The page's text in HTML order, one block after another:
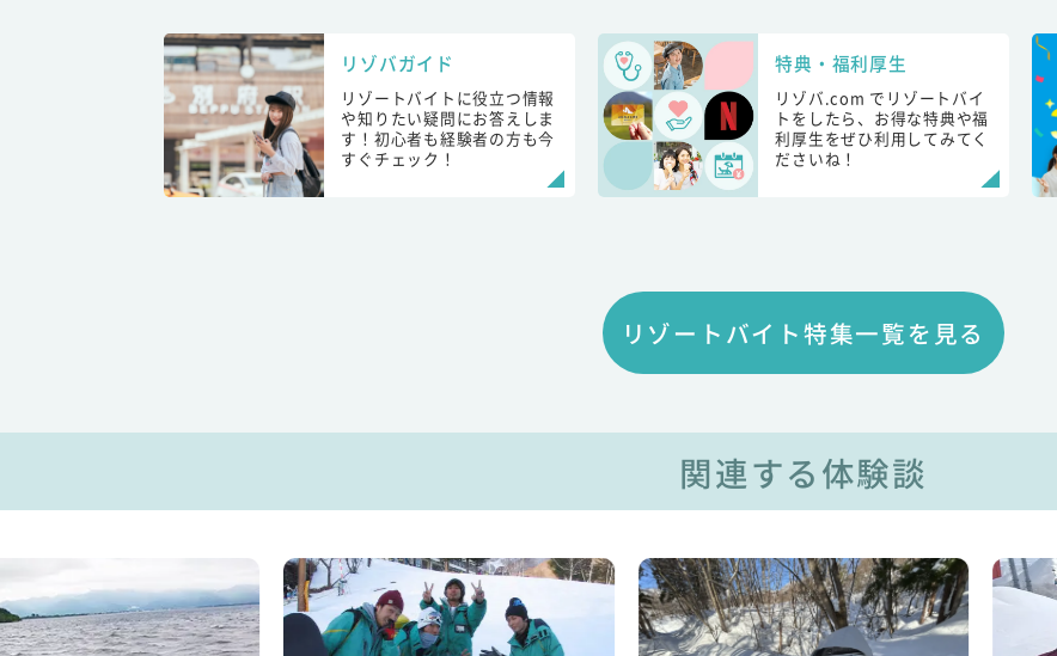
リゾバガイド
リゾートバイトに役立つ情報
や知りたい疑問にお答えしま
す！初心者も経験者の方も今
すぐチェック！
特典・福利厚生
リゾバ.com でリゾートバイ
トをしたら、お得な特典や福
利厚生をぜひ利用してみてく
ださいね！
リゾートバイト特集一覧を見る
関連する体験談